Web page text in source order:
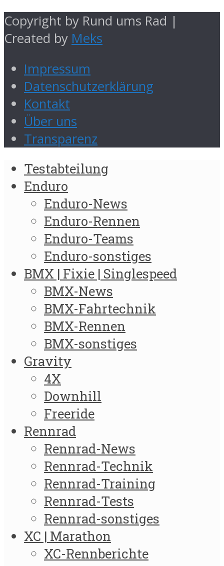
Copyright by Rund ums Rad |
Created by Meks
Impressum
Datenschutzerklärung
Kontakt
Über uns
Transparenz
Testabteilung
Enduro
Enduro-News
Enduro-Rennen
Enduro-Teams
Enduro-sonstiges
BMX | Fixie | Singlespeed
BMX-News
BMX-Fahrtechnik
BMX-Rennen
BMX-sonstiges
Gravity
4X
Downhill
Freeride
Rennrad
Rennrad-News
Rennrad-Technik
Rennrad-Training
Rennrad-Tests
Rennrad-sonstiges
XC | Marathon
XC-Rennberichte